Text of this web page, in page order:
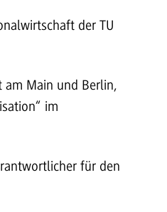
der TU
am Main und Berlin,
im
für den